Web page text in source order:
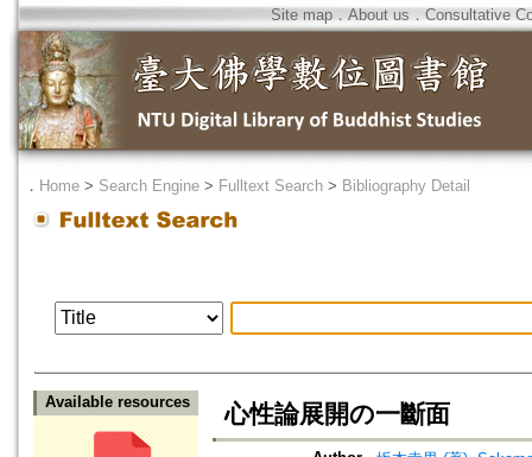
Site map．About us ． Consultative
． Home > Search Engine > Fulltext Search > Bibliography Detail
Available resources 心性論展開の一斷面